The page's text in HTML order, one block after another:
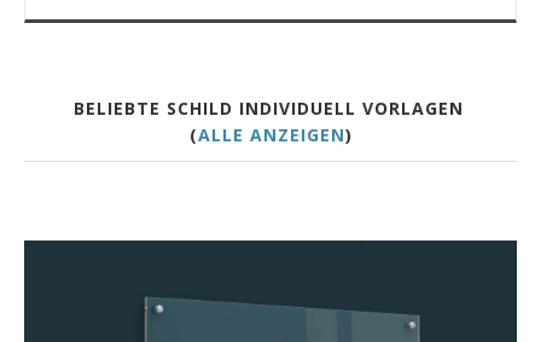
BELIEBTE SCHILD INDIVIDUELL VORLAGEN
(ALLE ANZEIGEN)